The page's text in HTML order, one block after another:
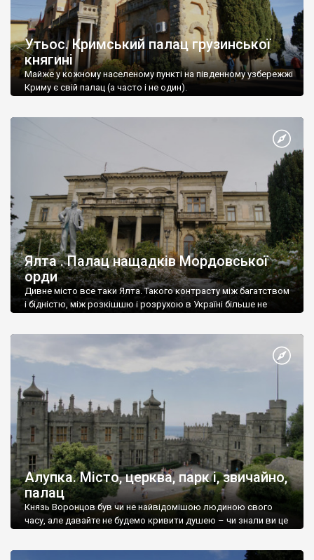
Утьос. Кримський палац грузинської
княгині
Майже у кожному населеному пункті на південному узбережжі
Криму є свій палац (а часто і не один).
Ялта . Палац нащадків Мордовської
орди
Дивне місто все таки Ялта. Такого контрасту між багатством
і бідністю, між розкішшю і розрухою в Україні більше не
Алупка. Місто, церква, парк і, звичайно,
палац
Князь Воронцов був чи не найвідомішою людиною свого
часу, але давайте не будемо кривити душею – чи знали ви це